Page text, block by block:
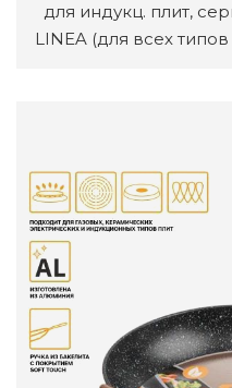
для индукц. плит,
LINEA (для всех